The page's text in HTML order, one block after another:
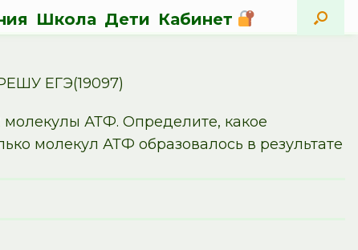
Школа Дети Кабинет
ЕГЭ(19097)
молекулы АТФ. Определите, какое
молекул АТФ образовалось в результате